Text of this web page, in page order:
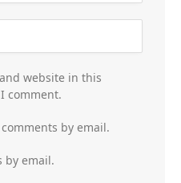
website in this
comment.
by email.
by email.